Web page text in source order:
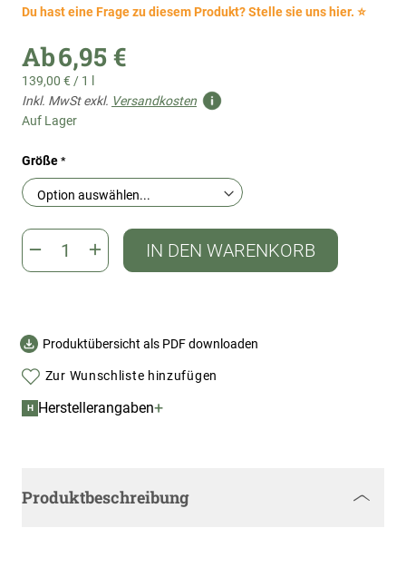
Du hast eine Frage zu diesem Produkt? Stelle sie uns hier. ⭐
Ab6,95 €
139,00 € / 1 l
Inkl. MwSt exkl. Versandkosten
Auf Lager
Größe
IN DEN WARENKORB
Produktübersicht als PDF downloaden
Zur Wunschliste hinzufügen
H Herstellerangaben+
Produktbeschreibung